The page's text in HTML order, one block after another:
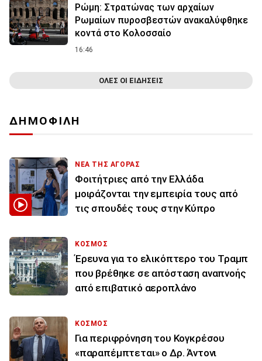
Ρώμη: Στρατώνας των αρχαίων
Ρωμαίων πυροσβεστών ανακαλύφθηκε
κοντά στο Κολοσσαίο
16:46
ΟΛΕΣ ΟΙ ΕΙΔΗΣΕΙΣ
ΔΗΜΟΦΙΛΗ
ΝΕΑ ΤΗΣ ΑΓΟΡΑΣ
Φοιτήτριες από την Ελλάδα
μοιράζονται την εμπειρία τους από
τις σπουδές τους στην Κύπρο
ΚΟΣΜΟΣ
Έρευνα για το ελικόπτερο του Τραμπ
που βρέθηκε σε απόσταση αναπνοής
από επιβατικό αεροπλάνο
ΚΟΣΜΟΣ
Για περιφρόνηση του Κογκρέσου
«παραπέμπτεται» ο Δρ. Άντονι